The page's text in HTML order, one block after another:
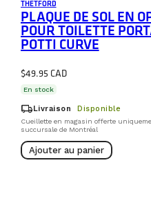
THETFORD
PLAQUE DE SOL EN
POUR TOILETTE
POTTI CURVE
$49.95
En stock
local_shippingLivraison Disponible
Cueillette en magasin offerte
succursale de Montréal
Ajouter au panier